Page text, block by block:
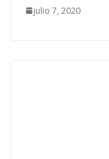
julio 7, 2020